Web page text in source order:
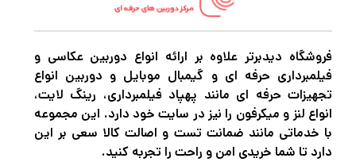
فروشگاه دیدبرتر علاوه بر ارائه انواع دوربین عکاسی و
فیلمبرداری حرفه ای و گیمبال موبایل و دوربین انواع
تجهیزات حرفه ای مانند پهپاد فیلمبرداری، رینگ لایت،
انواع لنز و میکرفون را نیز در سایت خود دارد. این مجموعه
با خدماتی مانند ضمانت تست و اصالت کالا سعی بر این
دارد تا شما خریدی امن و راحت را تجربه کنید.